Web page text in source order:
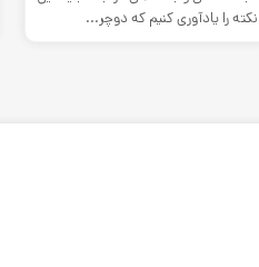
نکته را یادآوری کنیم که دوچر...